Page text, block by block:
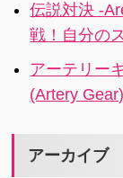
伝説対決 -
戦！自分の
アーテリー
(Artery
アーカイブ